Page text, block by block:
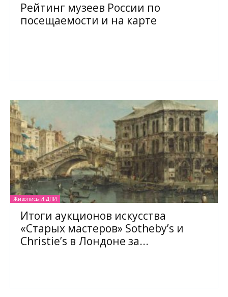
Рейтинг музеев России по
посещаемости и на карте
Живопись И ДПИ
Итоги аукционов искусства
«Старых мастеров» Sotheby’s и
Christie’s в Лондоне за...